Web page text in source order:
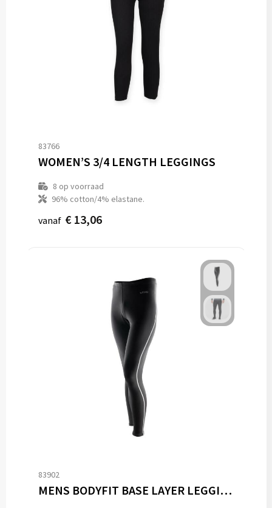
83766
WOMEN’S 3/4 LENGTH LEGGINGS
8 op voorraad
96% cotton/4% elastane.
vanaf € 13,06
83902
MENS BODYFIT BASE LAYER LEGGINGS